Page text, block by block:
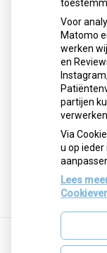
Wilt u dat
elektronisch
toestemming
vraagt. Daarnaast
inleveren bij uw
online regelen op
meerdere
willen delen.
toestemming. U
Bekijk de
Het formulier
Voor
Matomo
werken
en
partijen
verwerken.
Via
u op
Lees